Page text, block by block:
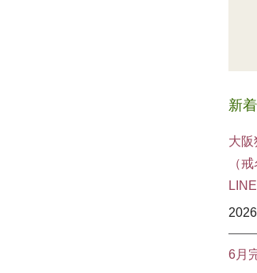
新
大阪
（
6月